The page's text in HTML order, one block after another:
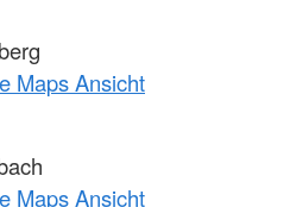
Maps Ansicht
Maps Ansicht